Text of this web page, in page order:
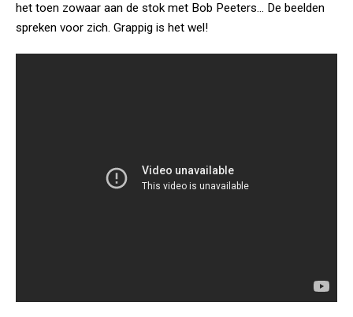
het toen zowaar aan de stok met Bob Peeters... De beelden
spreken voor zich. Grappig is het wel!